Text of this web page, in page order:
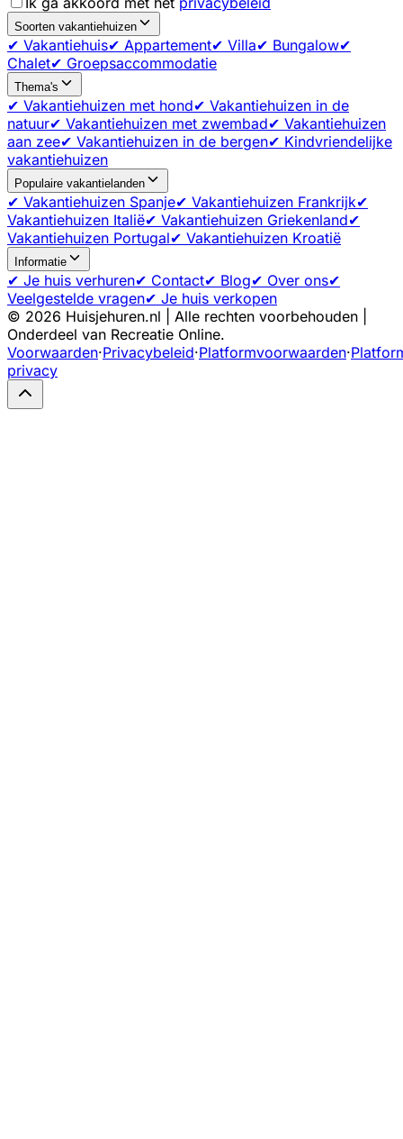
Soorten vakantiehuizen
✔ Vakantiehuis✔ Appartement✔ Villa✔ Bungalow✔
Chalet✔ Groepsaccommodatie
Thema's
✔ Vakantiehuizen met hond✔ Vakantiehuizen in de
natuur✔ Vakantiehuizen met zwembad✔ Vakantiehuizen
aan zee✔ Vakantiehuizen in de bergen✔ Kindvriendelijke
vakantiehuizen
Populaire vakantielanden
✔ Vakantiehuizen Spanje✔ Vakantiehuizen Frankrijk✔
Vakantiehuizen Italië✔ Vakantiehuizen Griekenland✔
Vakantiehuizen Portugal✔ Vakantiehuizen Kroatië
Informatie
✔ Je huis verhuren✔ Contact✔ Blog✔ Over ons✔
Veelgestelde vragen✔ Je huis verkopen
© 2026 Huisjehuren.nl | Alle rechten voorbehouden |
Onderdeel van Recreatie Online.
Voorwaarden·Privacybeleid·Platformvoorwaarden·
privacy